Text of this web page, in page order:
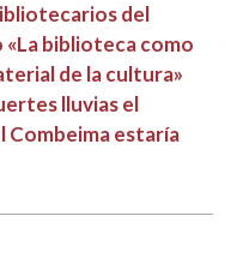
del
«La biblioteca como
de la cultura»
lluvias el
Combeima estaría